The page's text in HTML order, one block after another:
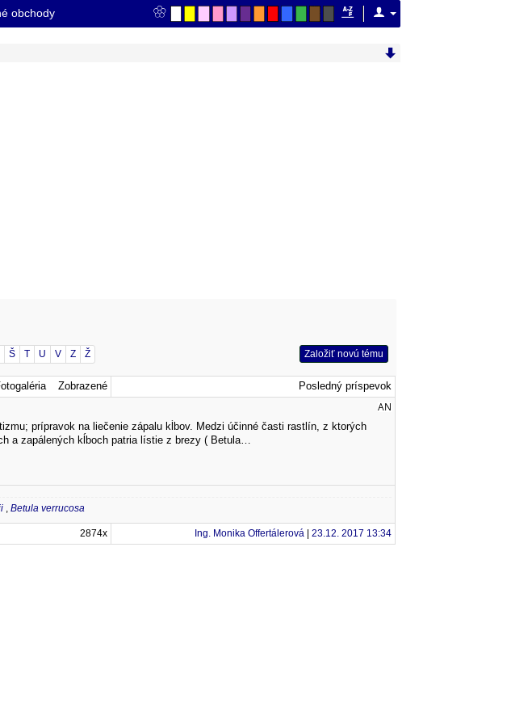
obchody
Š T U V Z Ž Založiť novú tému
Zobrazené Posledný príspevok
AN
prípravok na liečenie zápalu kĺbov. Medzi účinné časti rastlín, z ktorých
a zapálených kĺboch patria lístie z brezy ( Betula…
,Betula verrucosa
2874x Ing. Monika Offertálerová |23.12. 2017 13:34